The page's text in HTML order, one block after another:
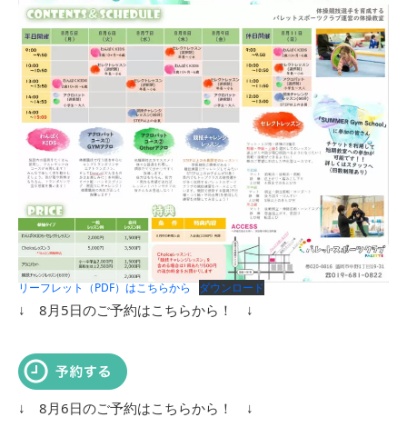
リーフレット（PDF）はこちらから ダウンロード
↓ 8月5日のご予約はこちらから！ ↓
↓ 8月6日のご予約はこちらから！ ↓